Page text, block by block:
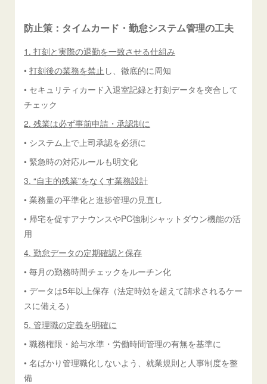
防止策：タイムカード・勤怠システム管理の工夫
1. 打刻と実際の退勤を一致させる仕組み
•打刻後の業務を禁止 し、徹底的に周知
• セキュリティカード入退室記録と打刻データを突合して
チェック
2. 残業は必ず事前申請・承認制に
• システム上で上司承認を必須に
• 緊急時の対応ルールも明文化
3. “自主的残業”をなくす業務設計
• 業務量の平準化と進捗管理の見直し
• 帰宅を促すアナウンスやPC強制シャットダウン機能の活
用
4. 勤怠データの定期確認と保存
• 毎月の勤務時間チェックをルーチン化
• データは5年以上保存（法定時効を超えて請求されるケー
スに備える）
5. 管理職の定義を明確に
• 職務権限・給与水準・労働時間管理の有無を基準に
• 名ばかり管理職化しないよう、就業規則と人事制度を整
備